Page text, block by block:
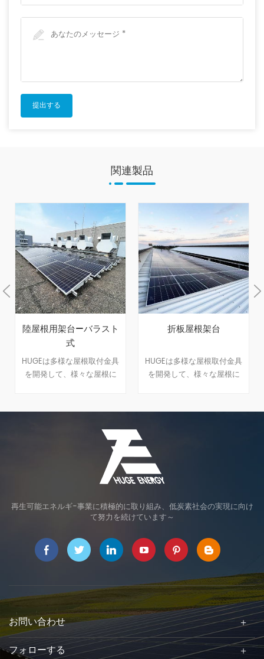
関連製品
陸屋根用架台—バラスト
式
HUGEは多様な屋根取付金具
を開発して、様々な屋根に
ーメイドで設計、製造可能
です。効率よく、施工性に
折板屋根架台
HUGEは多様な屋根取付金具
を開発して、様々な屋根に
ーメイドで設計、製造可能
再生可能エネルギ-事業に積極的に取り組み、低炭素社会の実現に向け
て努力を続けています～
お問い合わせ
フォローする